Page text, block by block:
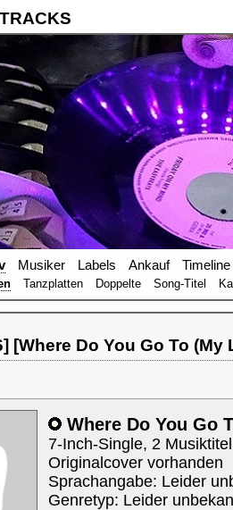
Musiker Labels Ankauf Timeline
Tanzplatten Doppelte Song-Titel
[Where Do You Go To (My
Where Do You Go
7-Inch-Single, 2
Originalcover vorhanden
Sprachangabe: Leider
Genretyp: Leider